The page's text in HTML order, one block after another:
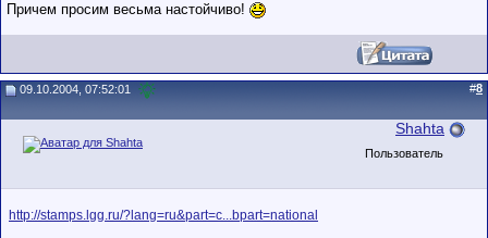
Причем просим весьма настойчиво!
09.10.2004, 07:52:01 #8
Shahta
Пользователь
http://stamps.lgg.ru/?lang=ru&part=c...bpart=national